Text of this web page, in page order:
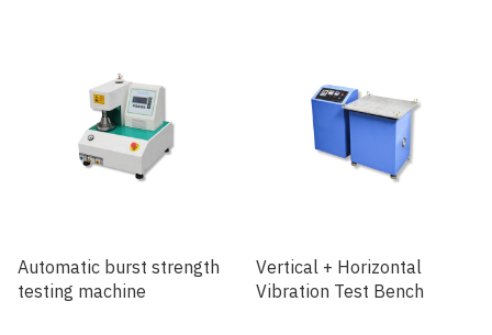
Automatic burst strength
testing machine
Vertical + Horizontal
Vibration Test Bench